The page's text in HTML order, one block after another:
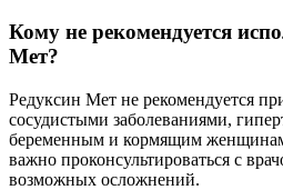
Кому не рекомендуется
Мет?
Редуксин Мет не рекомендуется
сосудистыми заболеваниями,
беременным и кормящим
важно проконсультироваться с
возможных осложнений.